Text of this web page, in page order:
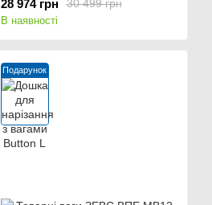
30 499 грн
28 974 грн
В наявності
Подарунок